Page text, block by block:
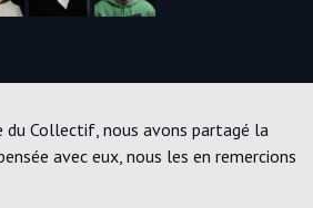
Collectif, nous avons partagé la
avec eux, nous les en remercions